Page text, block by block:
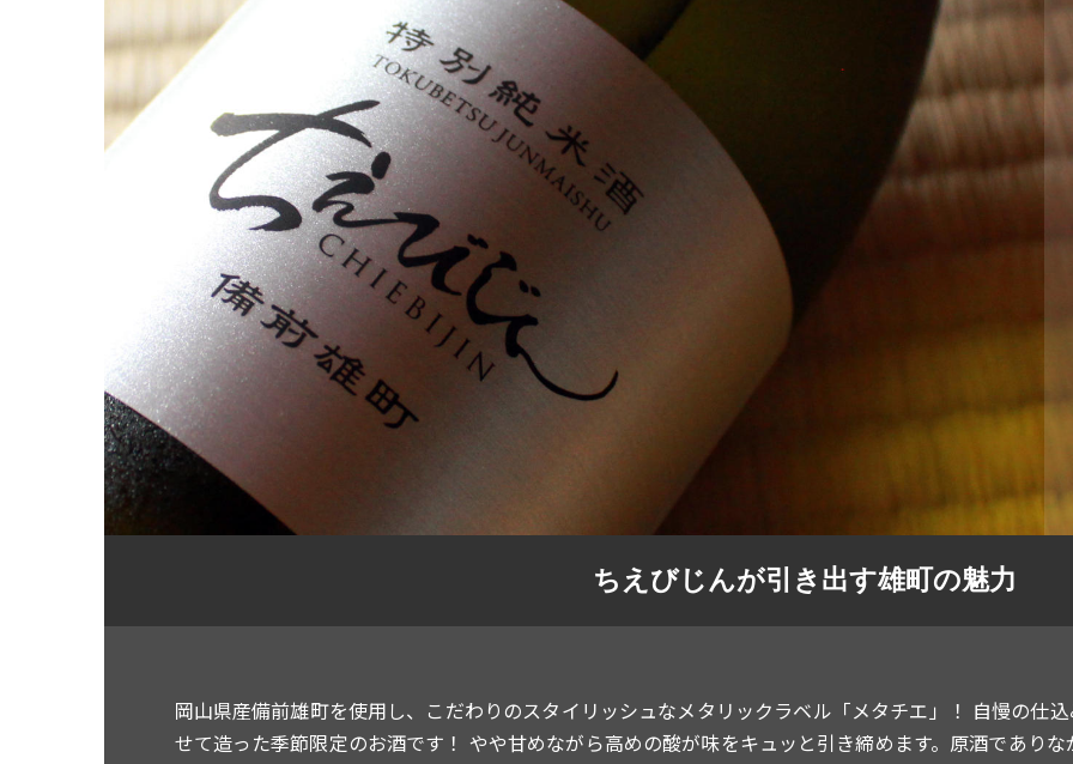
ちえびじんが引き出す雄町の魅力
岡山県産備前雄町を使用し、こだわりのスタイリッシュなメタリックラベル「メタチエ」！ 自慢の仕
せて造った季節限定のお酒です！ やや甘めながら高めの酸が味をキュッと引き締めます。原酒であり